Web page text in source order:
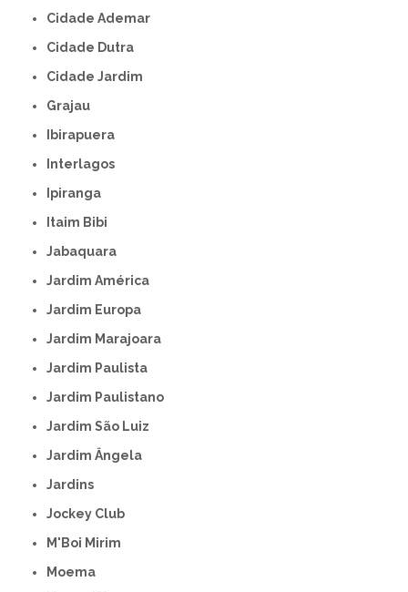
Cidade Ademar
Cidade Dutra
Cidade Jardim
Grajau
Ibirapuera
Interlagos
Ipiranga
Itaim Bibi
Jabaquara
Jardim América
Jardim Europa
Jardim Marajoara
Jardim Paulista
Jardim Paulistano
Jardim São Luiz
Jardim Ângela
Jardins
Jockey Club
M'Boi Mirim
Moema